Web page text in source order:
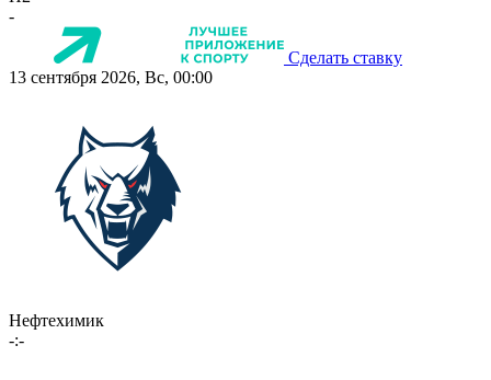
-
Сделать ставку
13 сентября 2026, Вс, 00:00
Нефтехимик
-:-